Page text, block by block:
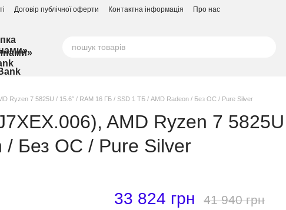
Договір публічної оферти Контактна інформація Про нас
Ryzen 7 5825U / 15.6″ / RAM 16 ГБ / SSD 1 ТБ / AMD Radeon / Без ОС / Pure Silver
AMD Ryzen 7
/ Без ОС / Pure Silver
33 824 грн 41 940 грн